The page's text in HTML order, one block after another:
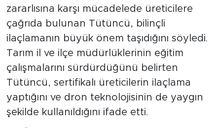
zararlısına karşı mücadelede üreticilere
çağrıda bulunan Tütüncü, bilinçli
ilaçlamanın büyük önem taşıdığını söyledi.
Tarım il ve ilçe müdürlüklerinin eğitim
çalışmalarını sürdürdüğünü belirten
Tütüncü, sertifikalı üreticilerin ilaçlama
yaptığını ve dron teknolojisinin de yaygın
şekilde kullanıldığını ifade etti.